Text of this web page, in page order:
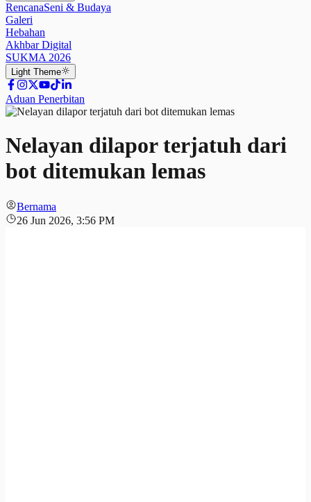
RencanaSeni & Budaya
Galeri
Hebahan
Akhbar Digital
SUKMA 2026
Light Theme
Aduan Penerbitan
Nelayan dilapor terjatuh dari
bot ditemukan lemas
Bernama
26 Jun 2026, 3:56 PM